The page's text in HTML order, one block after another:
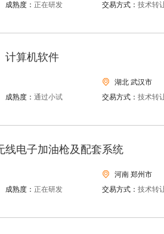
成熟度： 正在研发 交易方式： 技术转
计算机软件
湖北 武汉市
成熟度： 通过小试 交易方式： 技术转
线电子加油枪及配套系统
河南 郑州市
成熟度： 正在研发 交易方式： 技术转